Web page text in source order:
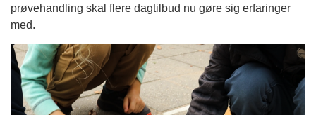
prøvehandling skal flere dagtilbud nu gøre sig erfaringer
med.